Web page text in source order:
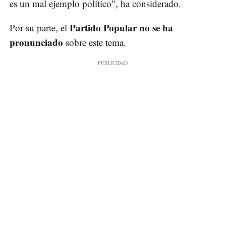
es un mal ejemplo político", ha considerado.
Por su parte, el Partido Popular no se ha
pronunciado sobre este tema.